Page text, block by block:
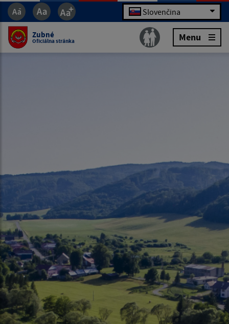
Slovenčina
Zubné
Oficiálna stránka Menu